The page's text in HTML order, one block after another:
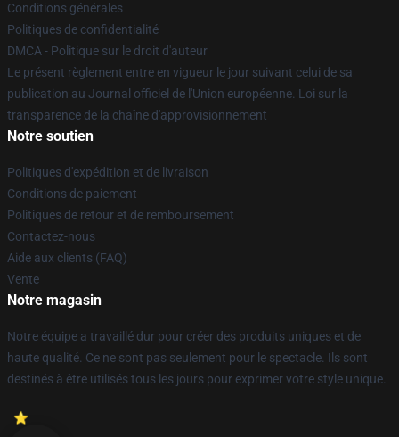
Conditions générales
Politiques de confidentialité
DMCA - Politique sur le droit d'auteur
Le présent règlement entre en vigueur le jour suivant celui de sa
publication au Journal officiel de l'Union européenne. Loi sur la
transparence de la chaîne d'approvisionnement
Notre soutien
Politiques d'expédition et de livraison
Conditions de paiement
Politiques de retour et de remboursement
Contactez-nous
Aide aux clients (FAQ)
Vente
Notre magasin
Notre équipe a travaillé dur pour créer des produits uniques et de
haute qualité. Ce ne sont pas seulement pour le spectacle. Ils sont
destinés à être utilisés tous les jours pour exprimer votre style unique.